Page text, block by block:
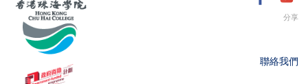
分享
聯絡我們